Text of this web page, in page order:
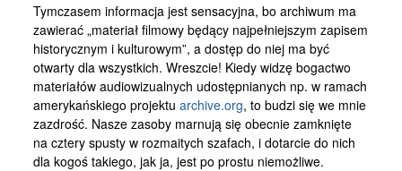
Tymczasem informacja jest sensacyjna, bo archiwum ma
zawierać „materiał filmowy będący najpełniejszym zapisem
historycznym i kulturowym”, a dostęp do niej ma być
otwarty dla wszystkich. Wreszcie! Kiedy widzę bogactwo
materiałów audiowizualnych udostępnianych np. w ramach
amerykańskiego projektu archive.org, to budzi się we mnie
zazdrość. Nasze zasoby marnują się obecnie zamknięte
na cztery spusty w rozmaitych szafach, i dotarcie do nich
dla kogoś takiego, jak ja, jest po prostu niemożliwe.